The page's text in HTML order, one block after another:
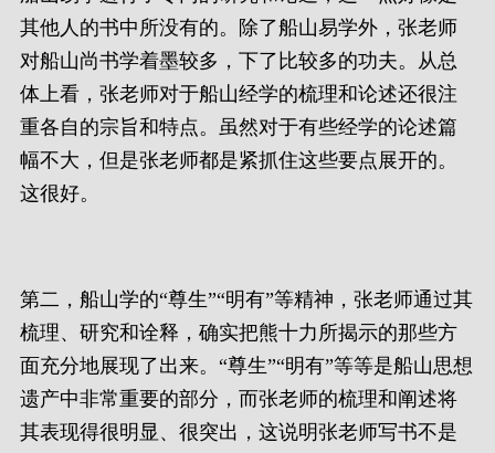
其他人的书中所没有的。除了船山易学外，张老师
对船山尚书学着墨较多，下了比较多的功夫。从总
体上看，张老师对于船山经学的梳理和论述还很注
重各自的宗旨和特点。虽然对于有些经学的论述篇
幅不大，但是张老师都是紧抓住这些要点展开的。
这很好。
第二，船山学的“尊生”“明有”等精神，张老师通过其
梳理、研究和诠释，确实把熊十力所揭示的那些方
面充分地展现了出来。“尊生”“明有”等等是船山思想
遗产中非常重要的部分，而张老师的梳理和阐述将
其表现得很明显、很突出，这说明张老师写书不是